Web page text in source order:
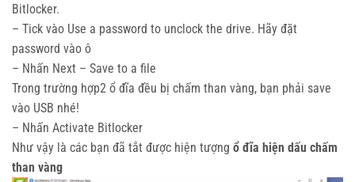
Bitlocker.
– Tick vào Use a password to unclock the drive. Hãy đặt
password vào ô
– Nhấn Next – Save to a file
Trong trường hợp2 ổ đĩa đều bị chấm than vàng, bạn phải save
vào USB nhé!
– Nhấn Activate Bitlocker
Như vậy là các bạn đã tắt được hiện tượng ổ đĩa hiện dấu chấm
than vàng